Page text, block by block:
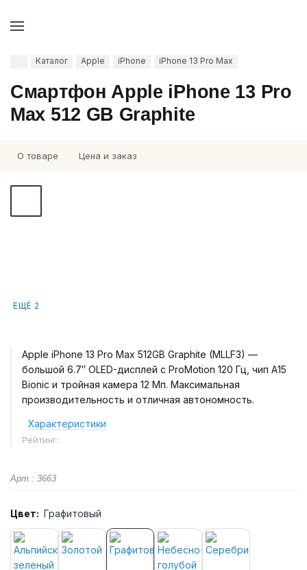
Каталог Apple iPhone iPhone 13 Pro Max
Смартфон Apple iPhone 13 Pro
Max 512 GB Graphite
О товаре Цена и заказ
ЕЩЁ 2
Apple iPhone 13 Pro Max 512GB Graphite (MLLF3) —
большой 6.7″ OLED-дисплей с ProMotion 120 Гц, чип A15
Bionic и тройная камера 12 Мп. Максимальная
производительность и отличная автономность.
Характеристики
Рейтинг:
Арт.: 3663
Цвет: Графитовый